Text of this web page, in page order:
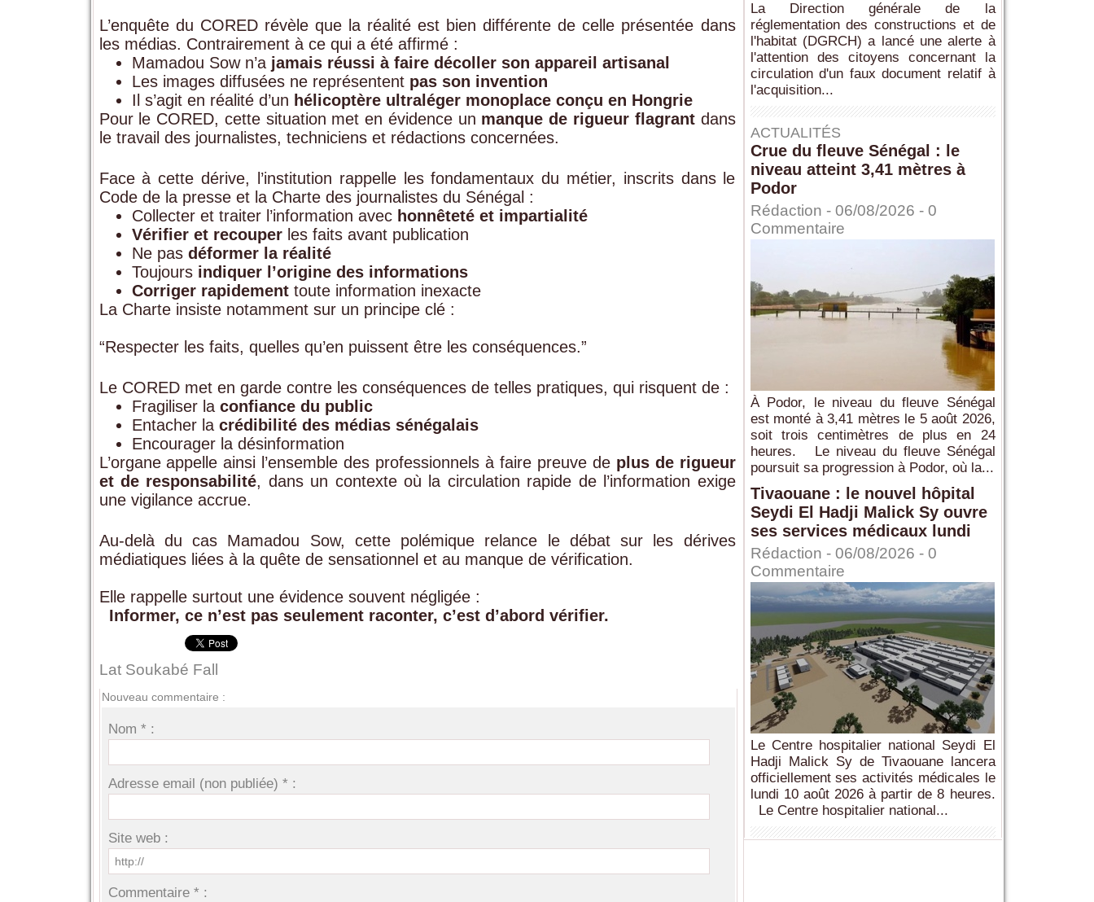
L’enquête du CORED révèle que la réalité est bien différente de celle présentée dans
les médias. Contrairement à ce qui a été affirmé :
Mamadou Sow n’a jamais réussi à faire décoller son appareil artisanal
Les images diffusées ne représentent pas son invention
Il s’agit en réalité d’un hélicoptère ultraléger monoplace conçu en Hongrie
Pour le CORED, cette situation met en évidence un manque de rigueur flagrantdans
le travail des journalistes, techniciens et rédactions concernées.
Face à cette dérive, l’institution rappelle les fondamentaux du métier, inscrits dans le
Code de la presse et la Charte des journalistes du Sénégal :
Collecter et traiter l’information avec honnêteté et impartialité
Vérifier et recouperles faits avant publication
Ne pas déformer la réalité
Toujours indiquer l’origine des informations
Corriger rapidementtoute information inexacte
La Charte insiste notamment sur un principe clé :
“Respecter les faits, quelles qu’en puissent être les conséquences.”
Le CORED met en garde contre les conséquences de telles pratiques, qui risquent de :
Fragiliser la confiance du public
Entacher la crédibilité des médias sénégalais
Encourager la désinformation
L’organe appelle ainsi l’ensemble des professionnels à faire preuve de plus de rigueur
et de responsabilité, dans un contexte où la circulation rapide de l’information exige
une vigilance accrue.
Au-delà du cas Mamadou Sow, cette polémique relance le débat sur les dérives
médiatiques liées à la quête de sensationnel et au manque de vérification.
Elle rappelle surtout une évidence souvent négligée :
Informer, ce n’est pas seulement raconter, c’est d’abord vérifier.
Lat Soukabé Fall
Nouveau commentaire :
Nom * :
Adresse email (non publiée) * :
Site web :
Commentaire * :
La Direction générale de la
réglementation des constructions et de
l'habitat (DGRCH) a lancé une alerte à
l'attention des citoyens concernant la
circulation d'un faux document relatif à
l'acquisition...
ACTUALITÉS
Crue du fleuve Sénégal : le
niveau atteint 3,41 mètres à
Podor
Rédaction - 06/08/2026 - 0
Commentaire
À Podor, le niveau du fleuve Sénégal
est monté à 3,41 mètres le 5 août 2026,
soit trois centimètres de plus en 24
heures. Le niveau du fleuve Sénégal
poursuit sa progression à Podor, où la...
Tivaouane : le nouvel hôpital
Seydi El Hadji Malick Sy ouvre
ses services médicaux lundi
Rédaction - 06/08/2026 - 0
Commentaire
Le Centre hospitalier national Seydi El
Hadji Malick Sy de Tivaouane lancera
officiellement ses activités médicales le
lundi 10 août 2026 à partir de 8 heures.
Le Centre hospitalier national...